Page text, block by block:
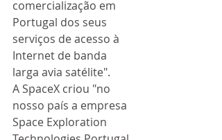
comercialização em
Portugal dos seus
serviços de acesso à
Internet de banda
larga avia satélite".
A SpaceX criou "no
nosso país a empresa
Space Exploration